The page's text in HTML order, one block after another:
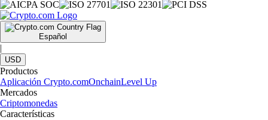
Español
|
USD
Productos
Aplicación Crypto.comOnchainLevel Up
Mercados
Criptomonedas
Características